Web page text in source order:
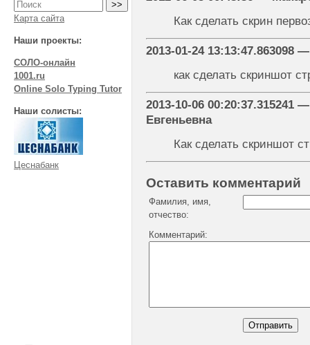
Карта сайта
Наши проекты:
СОЛО-онлайн
1001.ru
Online Solo Typing Tutor
Наши солисты:
Цеснабанк
Как сделать скрин
2013-01-24 13:13:47.863098
как сделать скриншот
2013-10-06 00:20:37.315241
Евгеньевна
Как сделать скриншот
Оставить комментарий
Фамилия, имя,
отчество:
Комментарий: